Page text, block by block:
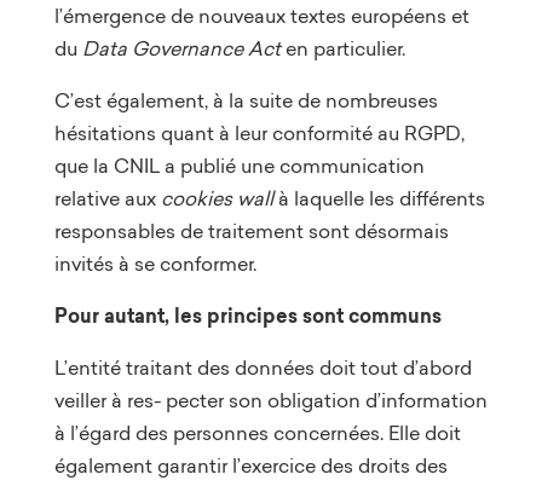
l’émergence de nouveaux textes européens et
du Data Governance Acten particulier.
C’est également, à la suite de nombreuses
hésitations quant à leur conformité au RGPD,
que la CNIL a publié une communication
relative aux cookies wallà laquelle les différents
responsables de traitement sont désormais
invités à se conformer.
Pour autant, les principes sont communs
L’entité traitant des données doit tout d’abord
veiller à res- pecter son obligation d’information
à l’égard des personnes concernées. Elle doit
également garantir l’exercice des droits des